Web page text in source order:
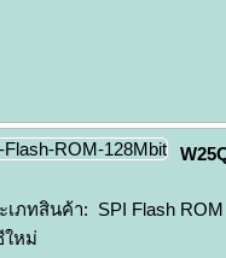
เภทสินค้า: SPI Flash
ใหม่